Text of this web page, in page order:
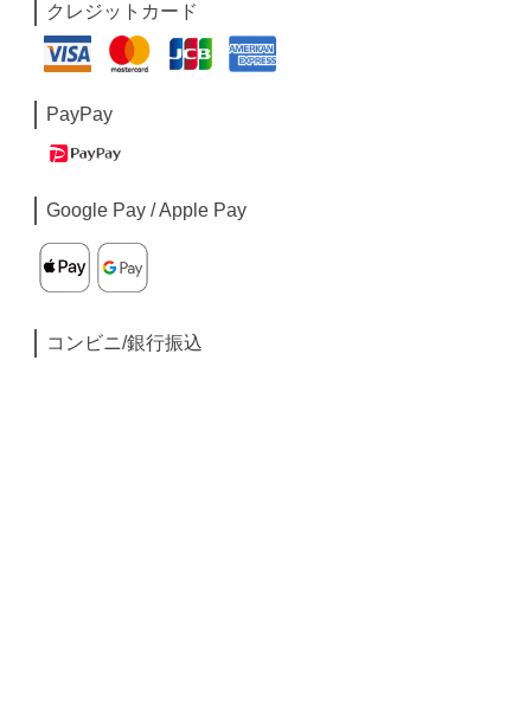
クレジットカード
PayPay
Google Pay / Apple Pay
コンビニ/銀行振込